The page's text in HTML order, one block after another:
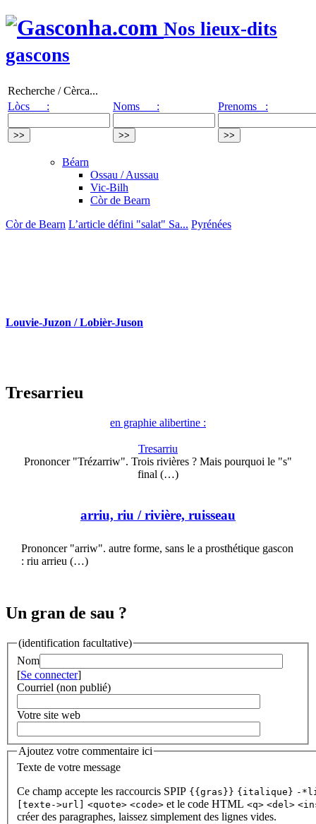
Nos lieux-dits
gascons
Recherche / Cèrca...
Lòcs :
Noms : Prenoms :
Béarn
Ossau / Aussau
Vic-Bilh
Còr de Bearn
Còr de Bearn L’article défini "salat" Sa... Pyrénées
Louvie-Juzon / Lobièr-Juson
Tresarrieu
en graphie alibertine :
Tresarriu
Prononcer "Trézarriw". Trois rivières ? Mais pourquoi le "s"
final (…)
arriu, riu / rivière, ruisseau
Prononcer "arriw". autre forme, sans le a prosthétique gascon
: riu arrieu (…)
Un gran de sau ?
(identification facultative)
Nom
[Se connecter]
Courriel (non publié)
Votre site web
Ajoutez votre commentaire ici
Texte de votre message
Ce champ accepte les raccourcis SPIP {{gras}} {italique} -
[texte->url]
<quote> <code> et le code HTML <q> <del>
créer des paragraphes, laissez simplement des lignes vides.